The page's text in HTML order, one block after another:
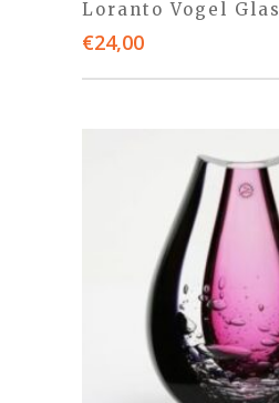
Loranto Vogel Glas
€24,00